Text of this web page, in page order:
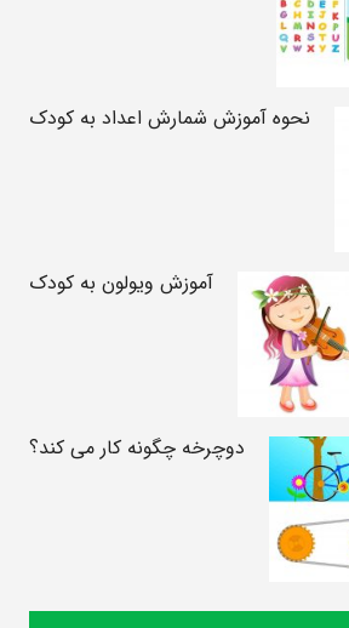
نحوه آموزش شمارش اعداد به کودک
آموزش ویولون به کودک
دوچرخه چگونه کار می کند؟